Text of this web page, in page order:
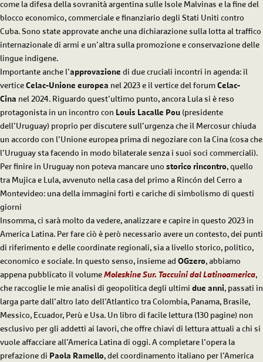
come la difesa della sovranità argentina sulle Isole Malvinas e la fine del
blocco economico, commerciale e finanziario degli Stati Uniti contro
Cuba. Sono state approvate anche una dichiarazione sulla lotta al traffico
internazionale di armi e un’altra sulla promozione e conservazione delle
lingue indigene.
Importante anche l’approvazione di due cruciali incontri in agenda: il
vertice Celac-Unione europea nel 2023 e il vertice del forum Celac-
Cina nel 2024. Riguardo quest’ultimo punto, ancora Lula si è reso
protagonista in un incontro con Louis Lacalle Pou (presidente
dell’Uruguay) proprio per discutere sull’urgenza che il Mercosur chiuda
un accordo con l’Unione europea prima di negoziare con la Cina (cosa che
l’Uruguay sta facendo in modo bilaterale senza i suoi soci commerciali).
Per finire in Uruguay non poteva mancare uno storico rincontro, quello
tra Mujica e Lula, avvenuto nella casa del primo a Rincón del Cerro a
Montevideo: una della immagini forti e cariche di simbolismo di questi
giorni
Insomma, ci sarà molto da vedere, analizzare e capire in questo 2023 in
America Latina. Per fare ciò è però necessario avere un contesto, dei punti
di riferimento e delle coordinate regionali, sia a livello storico, politico,
economico e sociale. In questo senso, insieme ad OGzero, abbiamo
appena pubblicato il volume Moleskine Sur. Taccuini dal Latinoamerica,
che raccoglie le mie analisi di geopolitica degli ultimi due anni, passati in
larga parte dall’altro lato dell’Atlantico tra Colombia, Panama, Brasile,
Messico, Ecuador, Perù e Usa. Un libro di facile lettura (130 pagine) non
esclusivo per gli addetti ai lavori, che offre chiavi di lettura attuali a chi si
vuole affacciare all’America Latina di oggi. A completare l’opera la
prefazione di Paola Ramello, del coordinamento italiano per l’America